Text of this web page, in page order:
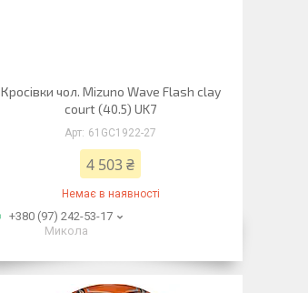
Кросівки чол. Mizuno Wave Flash clay
court (40.5) UK7
61GC1922-27
4 503 ₴
Немає в наявності
+380 (97) 242-53-17
Микола